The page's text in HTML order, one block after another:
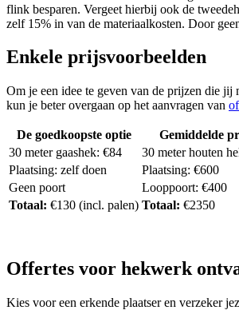
flink besparen. Vergeet hierbij ook de
zelf 15% in van de materiaalkosten. Door
Enkele prijsvoorbeelden
Om je een idee te geven van de prijzen die
kun je beter overgaan op het aanvragen van
De goedkoopste optie Gemiddelde
30 meter gaashek: €84
30 meter houten
Plaatsing: zelf doen
Plaatsing: €600
Geen poort
Looppoort: €400
Totaal: €130 (incl. palen) Totaal: €2350
Offertes voor hekwerk
Kies voor een erkende plaatser en verzeker